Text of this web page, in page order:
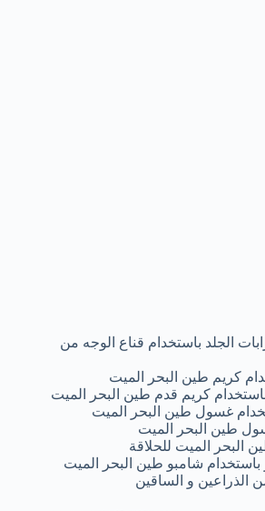
الجلد باستخدام قناع الوجه من
كريم طين البحر الميت
كريم قدم طين البحر الميت
غسول طين البحر الميت
طين البحر الميت
البحر الميت للحلاقة
شامبو طين البحر الميت
الذراعين و الساقين